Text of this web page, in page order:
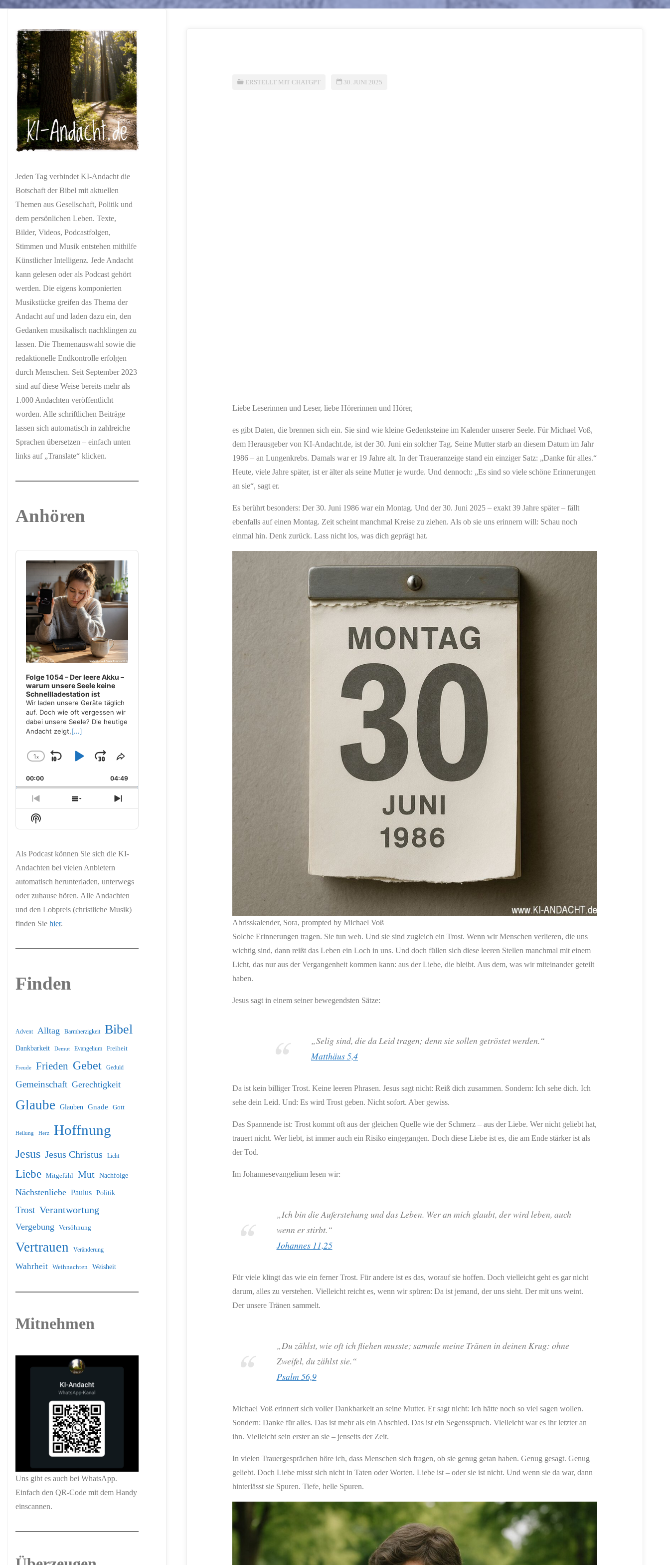
ERSTELLT MIT CHATGPT 30. JUNI 2025
Liebe Leserinnen und Leser, liebe Hörerinnen und Hörer,
es gibt Daten, die brennen sich ein. Sie sind wie kleine Gedenksteine im Kalender unserer Seele. Für Michael Voß,
dem Herausgeber von KI-Andacht.de, ist der 30. Juni ein solcher Tag. Seine Mutter starb an diesem Datum im Jahr
1986 – an Lungenkrebs. Damals war er 19 Jahre alt. In der Traueranzeige stand ein einziger Satz: „Danke für alles.“
Heute, viele Jahre später, ist er älter als seine Mutter je wurde. Und dennoch: „Es sind so viele schöne Erinnerungen
an sie“, sagt er.
Es berührt besonders: Der 30. Juni 1986 war ein Montag. Und der 30. Juni 2025 – exakt 39 Jahre später – fällt
ebenfalls auf einen Montag. Zeit scheint manchmal Kreise zu ziehen. Als ob sie uns erinnern will: Schau noch
einmal hin. Denk zurück. Lass nicht los, was dich geprägt hat.
Abrisskalender, Sora, prompted by Michael Voß
Solche Erinnerungen tragen. Sie tun weh. Und sie sind zugleich ein Trost. Wenn wir Menschen verlieren, die uns
wichtig sind, dann reißt das Leben ein Loch in uns. Und doch füllen sich diese leeren Stellen manchmal mit einem
Licht, das nur aus der Vergangenheit kommen kann: aus der Liebe, die bleibt. Aus dem, was wir miteinander geteilt
haben.
Jesus sagt in einem seiner bewegendsten Sätze:
„Selig sind, die da Leid tragen; denn sie sollen getröstet werden.“
Matthäus 5,4
Da ist kein billiger Trost. Keine leeren Phrasen. Jesus sagt nicht: Reiß dich zusammen. Sondern: Ich sehe dich. Ich
sehe dein Leid. Und: Es wird Trost geben. Nicht sofort. Aber gewiss.
Das Spannende ist: Trost kommt oft aus der gleichen Quelle wie der Schmerz – aus der Liebe. Wer nicht geliebt hat,
trauert nicht. Wer liebt, ist immer auch ein Risiko eingegangen. Doch diese Liebe ist es, die am Ende stärker ist als
der Tod.
Im Johannesevangelium lesen wir:
„Ich bin die Auferstehung und das Leben. Wer an mich glaubt, der wird leben, auch
wenn er stirbt.“
Johannes 11,25
Für viele klingt das wie ein ferner Trost. Für andere ist es das, worauf sie hoffen. Doch vielleicht geht es gar nicht
darum, alles zu verstehen. Vielleicht reicht es, wenn wir spüren: Da ist jemand, der uns sieht. Der mit uns weint.
Der unsere Tränen sammelt.
„Du zählst, wie oft ich fliehen musste; sammle meine Tränen in deinen Krug: ohne
Zweifel, du zählst sie.“
Psalm 56,9
Michael Voß erinnert sich voller Dankbarkeit an seine Mutter. Er sagt nicht: Ich hätte noch so viel sagen wollen.
Sondern: Danke für alles. Das ist mehr als ein Abschied. Das ist ein Segensspruch. Vielleicht war es ihr letzter an
ihn. Vielleicht sein erster an sie – jenseits der Zeit.
In vielen Trauergesprächen höre ich, dass Menschen sich fragen, ob sie genug getan haben. Genug gesagt. Genug
geliebt. Doch Liebe misst sich nicht in Taten oder Worten. Liebe ist – oder sie ist nicht. Und wenn sie da war, dann
hinterlässt sie Spuren. Tiefe, helle Spuren.
Jeden Tag verbindet KI-Andacht die
Botschaft der Bibel mit aktuellen
Themen aus Gesellschaft, Politik und
dem persönlichen Leben. Texte,
Bilder, Videos, Podcastfolgen,
Stimmen und Musik entstehen mithilfe
Künstlicher Intelligenz. Jede Andacht
kann gelesen oder als Podcast gehört
werden. Die eigens komponierten
Musikstücke greifen das Thema der
Andacht auf und laden dazu ein, den
Gedanken musikalisch nachklingen zu
lassen. Die Themenauswahl sowie die
redaktionelle Endkontrolle erfolgen
durch Menschen. Seit September 2023
sind auf diese Weise bereits mehr als
1.000 Andachten veröffentlicht
worden. Alle schriftlichen Beiträge
lassen sich automatisch in zahlreiche
Sprachen übersetzen – einfach unten
links auf „Translate“ klicken.
Anhören
Audio
Player
Folge 1054 – Der leere Akku –
warum unsere Seele keine
Schnellladestation ist
Wir laden unsere Geräte täglich
auf. Doch wie oft vergessen wir
dabei unsere Seele? Die heutige
Andacht zeigt,[...]
Change
Rate
1x
Skip
Backward
Play
Pause
Jump
Forward
Share
Episode
00:00 04:49
Previous
Episode
Show
Episodes
Next
Episode
Show
Podcast
Als Podcast können Sie sich die KI-
Andachten bei vielen Anbietern
automatisch herunterladen, unterwegs
oder zuhause hören. Alle Andachten
und den Lobpreis (christliche Musik)
finden Sie hier.
Finden
Advent Alltag Barmherzigkeit Bibel
Dankbarkeit Demut Evangelium Freiheit
Freude Frieden Gebet Geduld
Gemeinschaft Gerechtigkeit
Glaube Glauben Gnade Gott
Heilung Herz Hoffnung
Jesus Jesus Christus Licht
Liebe Mitgefühl Mut Nachfolge
Nächstenliebe Paulus Politik
Trost Verantwortung
Vergebung Versöhnung
Vertrauen Veränderung
Wahrheit Weihnachten Weisheit
Mitnehmen
Uns gibt es auch bei WhatsApp.
Einfach den QR-Code mit dem Handy
einscannen.